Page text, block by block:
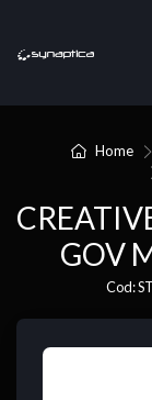
Home
GOV
Cod: